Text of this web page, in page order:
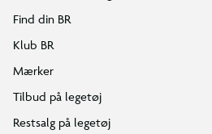
Find din BR
Klub BR
Mærker
Tilbud på legetøj
Restsalg på legetøj